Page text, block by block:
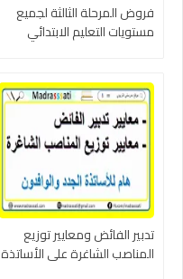
فروض المرحلة الثالثة لجميع
مستويات التعليم الابتدائي
تدبير الفائض ومعايير توزيع
المناصب الشاغرة على الأساتذة